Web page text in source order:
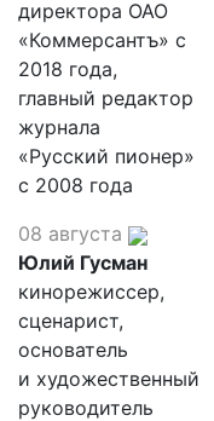
директора ОАО
«Коммерсантъ» с
2018 года,
главный редактор
журнала
«Русский пионер»
с 2008 года
08 августа
Юлий Гусман
кинорежиссер,
сценарист,
основатель
и художественный
руководитель